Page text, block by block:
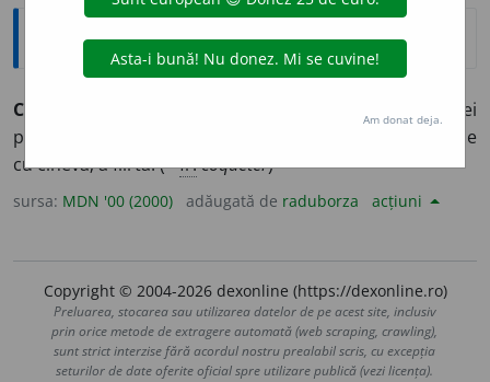
Explicative DEX
COCHET
1. a căuta să fie pe placul unei
persoane de sex opus. 2. (
) a arăta relații de prietenie
cu cineva; a flirta. (<fr.coqueter)
sursa: MDN '00 (2000) adăugată de raduborza acțiuni
Copyright © 2004-2026 dexonline (https://dexonline.ro)
Preluarea, stocarea sau utilizarea datelor de pe acest site, inclusiv
prin orice metode de extragere automată (web scraping, crawling),
sunt strict interzise fără acordul nostru prealabil scris, cu excepția
seturilor de date oferite oficial spre utilizare publică (vezi licența).
Am donat deja.